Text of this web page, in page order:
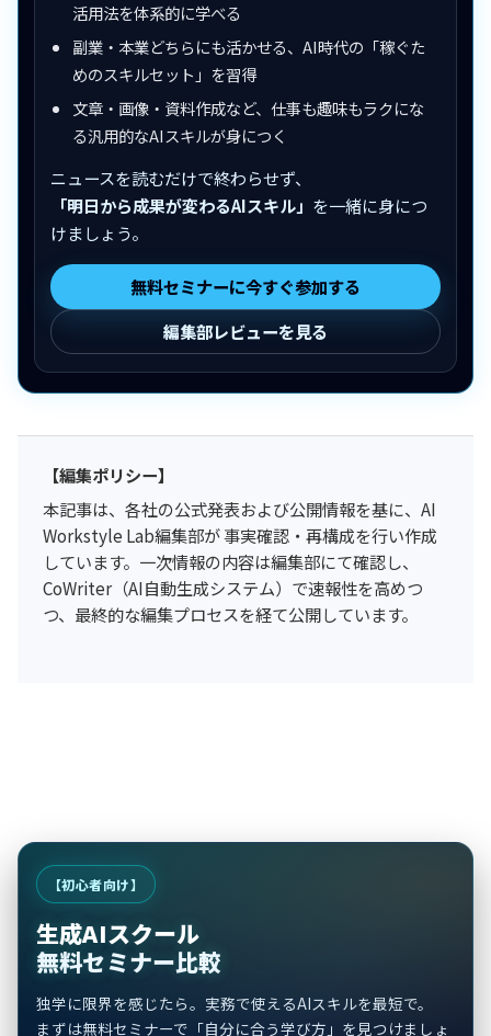
活用法を体系的に学べる
副業・本業どちらにも活かせる、AI時代の「稼ぐた
めのスキルセット」を習得
文章・画像・資料作成など、仕事も趣味もラクにな
る汎用的なAIスキルが身につく
ニュースを読むだけで終わらせず、
「明日から成果が変わるAIスキル」 を一緒に身につ
けましょう。
無料セミナーに今すぐ参加する
編集部レビューを見る
【編集ポリシー】
本記事は、各社の公式発表および公開情報を基に、AI
Workstyle Lab編集部が 事実確認・再構成を行い作成
しています。一次情報の内容は編集部にて確認し、
CoWriter（AI自動生成システム）で速報性を高めつ
つ、最終的な編集プロセスを経て公開しています。
【初心者向け】
生成AIスクール
無料セミナー比較
独学に限界を感じたら。実務で使えるAIスキルを最短で。
まずは無料セミナーで「自分に合う学び方」を見つけましょ